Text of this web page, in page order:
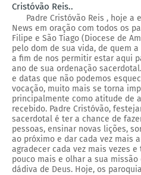
Cristóvão Reis..
Padre Cristóvão Reis , hoje a
News em oração com todos os
Filipe e São Tiago (Diocese de
pelo dom de sua vida, de quem
a fim de nos permitir estar aqui
ano de sua ordenação
e datas que não podemos
vocação, muito mais se torna
principalmente como atitude de
recebido. Padre Cristóvão,
sacerdotal é ter a chance de
pessoas, ensinar novas lições,
ao próximo e dar cada vez mais
agradecer cada vez mais vezes
pouco mais e olhar a sua
dádiva de Deus. Hoje, os